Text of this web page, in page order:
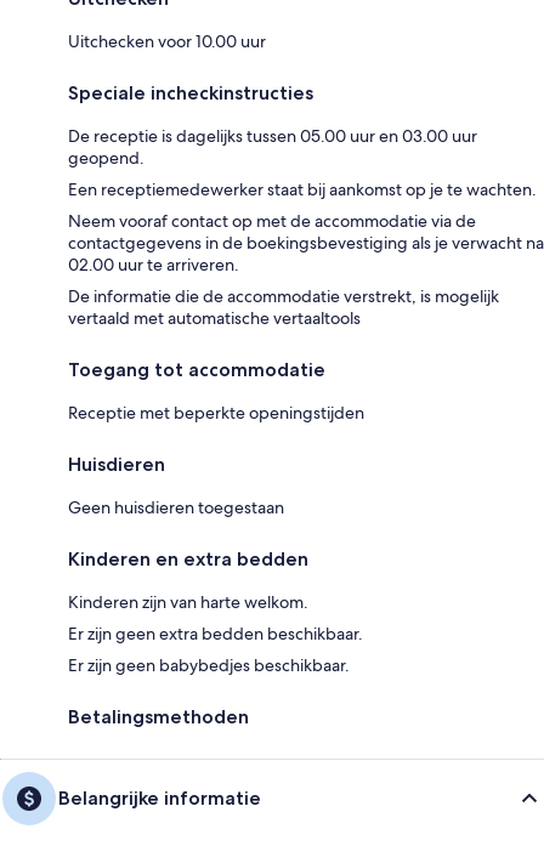
Uitchecken voor 10.00 uur
Speciale incheckinstructies
De receptie is dagelijks tussen 05.00 uur en 03.00 uur
geopend.
Een receptiemedewerker staat bij aankomst op je te wachten.
Neem vooraf contact op met de accommodatie via de
contactgegevens in de boekingsbevestiging als je verwacht na
02.00 uur te arriveren.
De informatie die de accommodatie verstrekt, is mogelijk
vertaald met automatische vertaaltools
Toegang tot accommodatie
Receptie met beperkte openingstijden
Huisdieren
Geen huisdieren toegestaan
Kinderen en extra bedden
Kinderen zijn van harte welkom.
Er zijn geen extra bedden beschikbaar.
Er zijn geen babybedjes beschikbaar.
Betalingsmethoden
Belangrijke informatie